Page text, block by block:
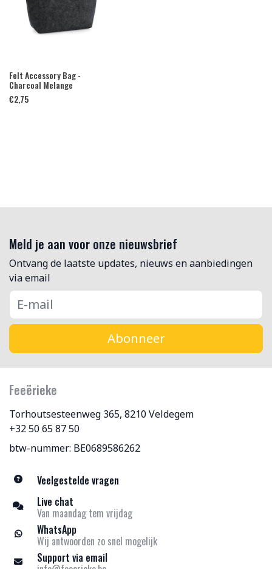
Felt Accessory Bag -
Charcoal Melange
€2,75
Meld je aan voor onze nieuwsbrief
Ontvang de laatste updates, nieuws en aanbiedingen
via email
Abonneer
Feeërieke
Torhoutsesteenweg 365, 8210 Veldegem
+32 50 65 87 50
btw-nummer: BE0689586262
Veelgestelde vragen
Live chat
Van maandag tem vrijdag
WhatsApp
Wij antwoorden zo snel mogelijk
Support via email